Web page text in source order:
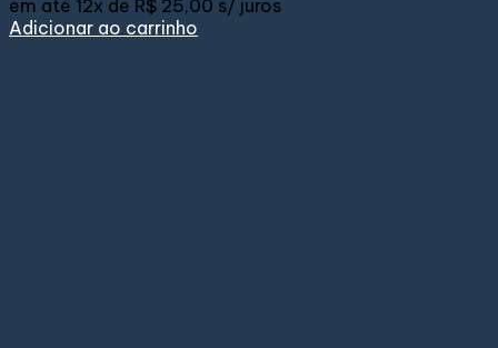
em até 12x de R$ 25,00 s/ juros
Adicionar ao carrinho